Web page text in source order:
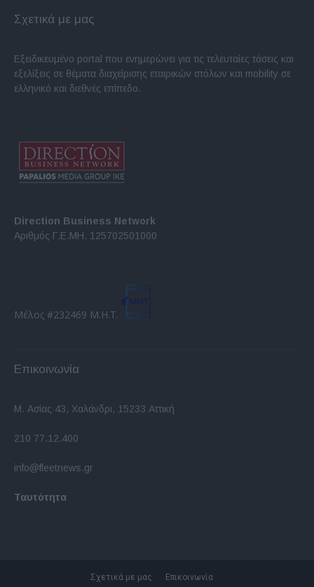
Σχετικά με μας
Εξειδικευμένο portal που ενημερώνει για τις τελευταίες τάσεις και
εξελίξεις σε θέματα διαχείρισης εταιρικών στόλων και mobility σε
ελληνικό και διεθνές επίπεδο.
Direction Business Network
Αριθμός Γ.Ε.ΜΗ. 125702501000
Μέλος #232469 Μ.Η.Τ.
Επικοινωνία
Μ. Ασίας 43, Χαλάνδρι, 15233 Αττική
210 77.12.400
info@fleetnews.gr
Ταυτότητα
Σχετικά με μας Επικοινωνία